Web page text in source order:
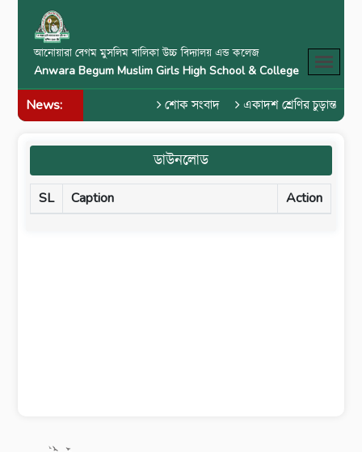
আনোয়ারা বেগম মুসলিম বালিকা উচ্চ বিদ্যালয় এন্ড কলেজ
Anwara Begum Muslim Girls High School & College
News: শোক সংবাদ একাদশ শ্রেণির চুড়ান্ত
ডাউনলোড
SL Caption Action